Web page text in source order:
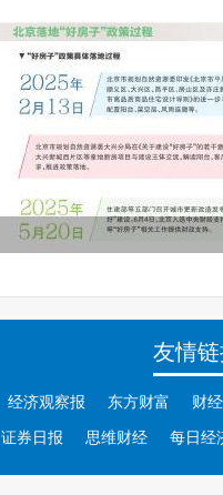
友情
经济观察报 东方财富 财
证券日报 思维财经 每日经